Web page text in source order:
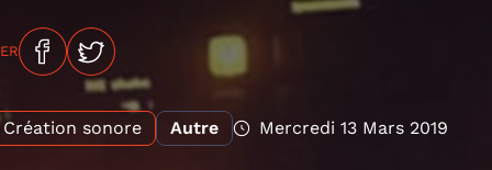
Création sonore Autre Mercredi 13 Mars 2019